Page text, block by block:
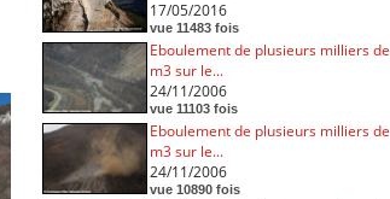
17/05/2016
vue 11483 fois
Eboulement de plusieurs milliers de
m3 sur le...
24/11/2006
vue 11103 fois
Eboulement de plusieurs milliers de
m3 sur le...
24/11/2006
vue 10890 fois